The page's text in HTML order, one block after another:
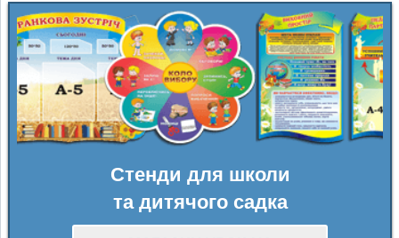
Стенди для школи
та дитячого садка